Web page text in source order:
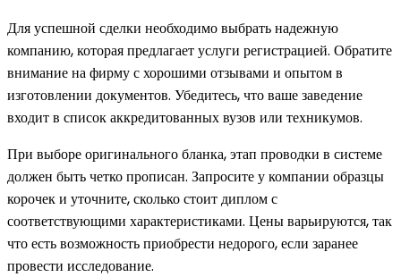
Для успешной сделки необходимо выбрать надежную
компанию, которая предлагает услуги регистрацией. Обратите
внимание на фирму с хорошими отзывами и опытом в
изготовлении документов. Убедитесь, что ваше заведение
входит в список аккредитованных вузов или техникумов.
При выборе оригинального бланка, этап проводки в системе
должен быть четко прописан. Запросите у компании образцы
корочек и уточните, сколько стоит диплом с
соответствующими характеристиками. Цены варьируются, так
что есть возможность приобрести недорого, если заранее
провести исследование.